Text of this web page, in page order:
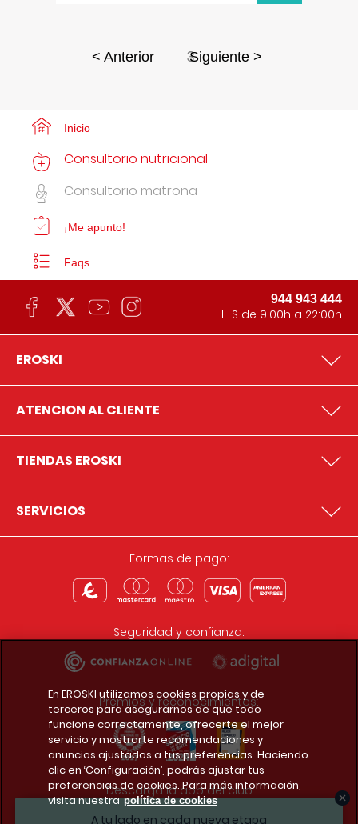
< Anterior 3Siguiente >
A tu lado en cada nueva etapa
Inicio
Consultorio nutricional
Consultorio matrona
¡Me apunto!
Faqs
944 943 444
L-S de 9:00h a 22:00h
EROSKI
ATENCION AL CLIENTE
TIENDAS EROSKI
SERVICIOS
Formas de pago:
Seguridad y confianza:
Premios y reconocimientos:
Descarga la app del club
En EROSKI utilizamos cookies propias y de
terceros para asegurarnos de que todo
funcione correctamente, ofrecerte el mejor
servicio y mostrarte recomendaciones y
anuncios ajustados a tus preferencias. Haciendo
clic en ‘Configuración’, podrás ajustar tus
preferencias de cookies. Para más información,
visita nuestra política de cookies